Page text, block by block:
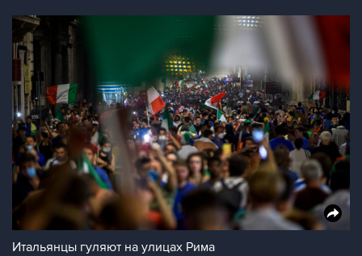
Итальянцы гуляют на улицах Рима